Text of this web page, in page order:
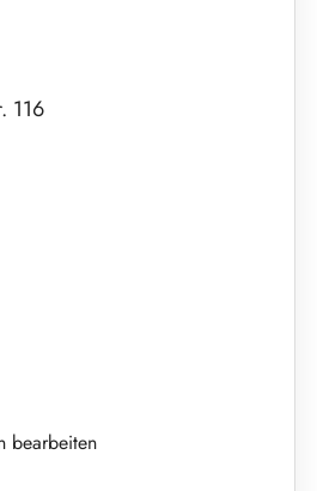
116
bearbeiten